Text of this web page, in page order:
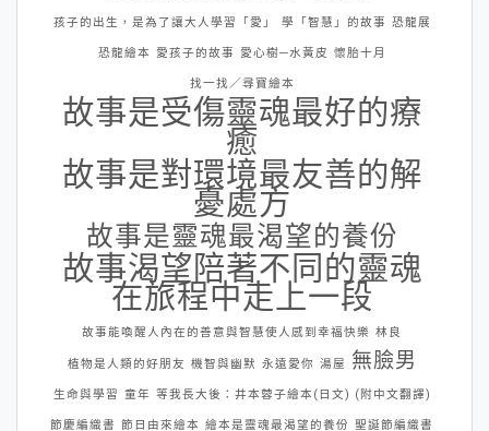
孩子的出生，是為了讓大人學習「愛」 學「智慧」的故事 恐龍展
恐龍繪本 愛孩子的故事 愛心樹─水黃皮 懷胎十月
找一找／尋寶繪本
故事是受傷靈魂最好的療
癒
故事是對環境最友善的解
憂處方
故事是靈魂最渴望的養份
故事渴望陪著不同的靈魂
在旅程中走上一段
故事能喚醒人內在的善意與智慧使人感到幸福快樂 林良
植物是人類的好朋友 機智與幽默 永遠愛你 湯屋 無臉男
生命與學習 童年 等我長大後：井本蓉子繪本(日文) (附中文翻譯)
節慶編織書 節日由來繪本 繪本是靈魂最渴望的養份 聖誕節編織書